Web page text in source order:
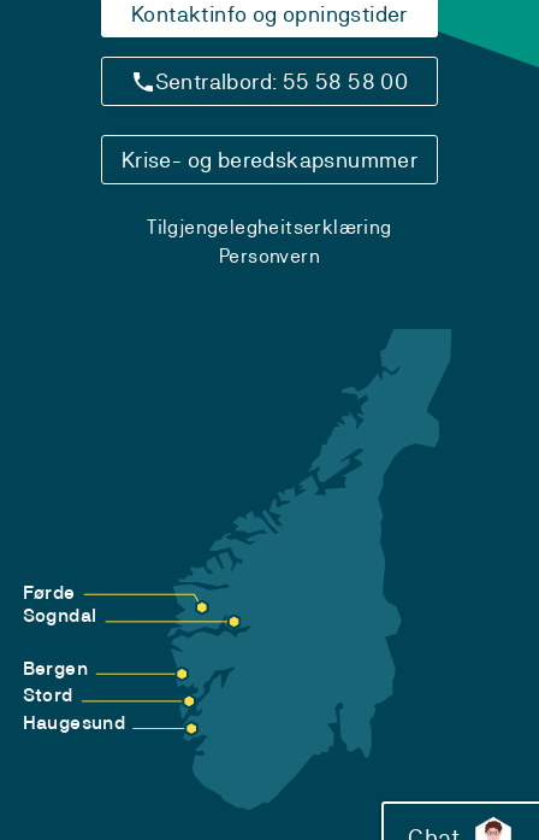
Kontaktinfo og opningstider
Sentralbord: 55 58 58 00
Krise- og beredskapsnummer
Tilgjengelegheitserklæring
Personvern
Førde
Sogndal
Bergen
Stord
Haugesund